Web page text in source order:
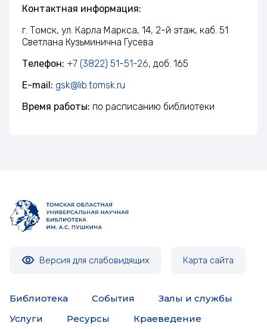
Контактная информация:
г. Томск, ул. Карла Маркса, 14, 2-й этаж, каб. 51
Светлана Кузьминична Гусева
Телефон: +7 (3822) 51-51-26, доб. 165
E-mail: gsk@lib.tomsk.ru
Время работы: по расписанию библиотеки
Версия для слабовидящих Карта сайта
Библиотека События
Залы и службы
Услуги
Ресурсы
Краеведение